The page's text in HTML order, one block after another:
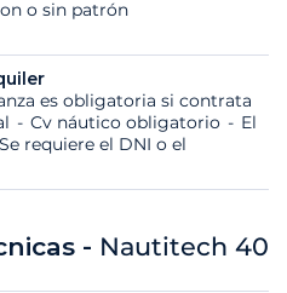
o sin patrón
es obligatoria si contrata
Cv náutico obligatorio
El
Se requiere el DNI o el
- Nautitech 40